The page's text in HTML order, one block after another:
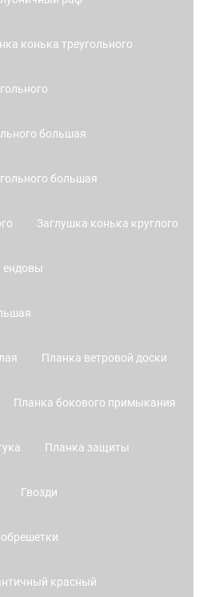
конька треугольного
большая
большая
Заглушка конька круглого
ендовы
Планка ветровой доски
Планка бокового примыкания
Планка защиты
Гвозди
красный